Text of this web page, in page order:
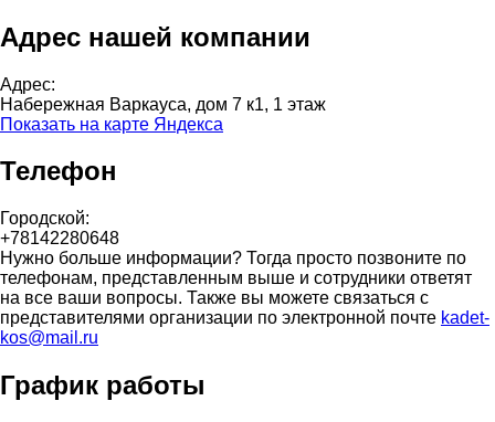
Адрес нашей компании
Адрес:
Набережная Варкауса, дом 7 к1, 1 этаж
Показать на карте Яндекса
Телефон
Городской:
+78142280648
Нужно больше информации? Тогда просто позвоните по
телефонам, представленным выше и сотрудники ответят
на все ваши вопросы. Также вы можете связаться с
представителями организации по электронной почте kadet-
kos@mail.ru
График работы